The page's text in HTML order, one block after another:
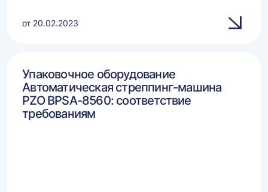
от 20.02.2023
Упаковочное оборудование
Автоматическая стреппинг-машина
PZO BPSA-8560: соответствие
требованиям